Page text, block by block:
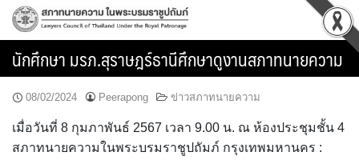
Skip
content
นักศึกษา มรภ.สุราษฎร์ธานีศึกษาดูงานสภาทนายความ
08/02/2024 Peerapong ข่าวสภาทนายความ
เมื่อวันที่ 8 กุมภาพันธ์ 2567 เวลา 9.00 น. ณ ห้องประชุมชั้น 4
สภาทนายความในพระบรมราชูปถัมภ์ กรุงเทพมหานคร :